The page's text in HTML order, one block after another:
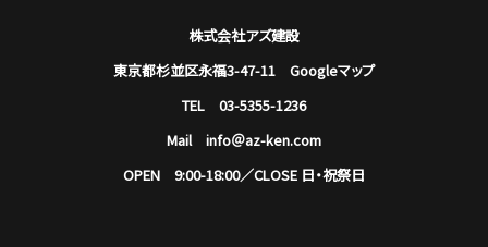
株式会社アズ建設
東京都杉並区永福3-47-11 Googleマップ
TEL 03-5355-1236
Mail info＠az-ken.com
OPEN 9:00-18:00／CLOSE 日・祝祭日